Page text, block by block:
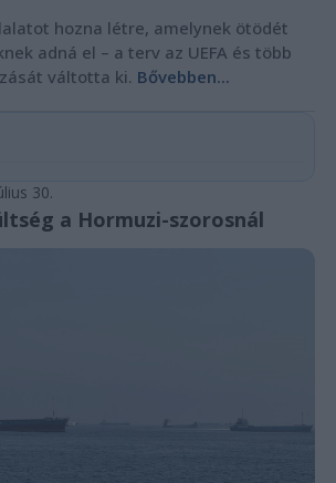
hozna létre, amelynek ötödét
adná el – a terv az UEFA és több
váltotta ki. Bővebben...
30.
a Hormuzi-szorosnál